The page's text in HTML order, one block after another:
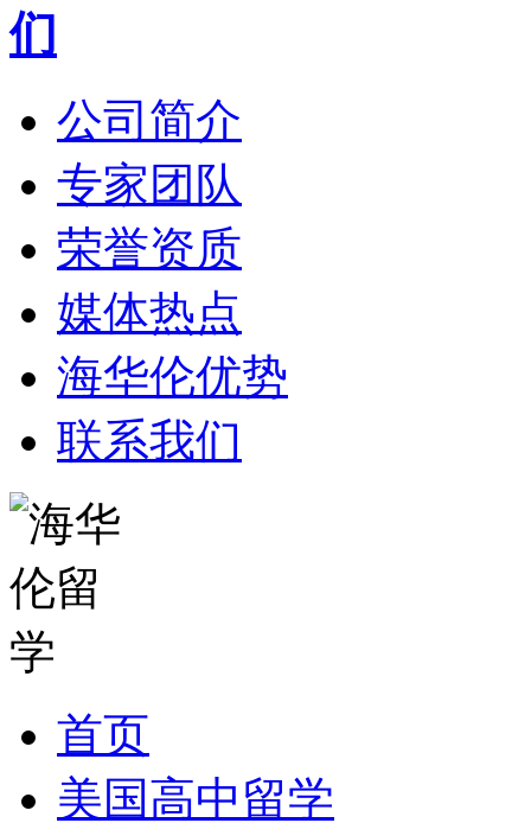
公司简介
专家团队
荣誉资质
媒体热点
海华伦优势
联系我们
首页
美国高中留学